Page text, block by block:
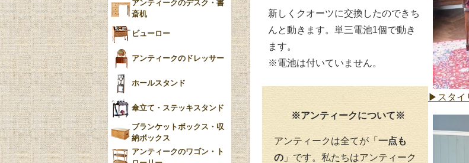
新しくクオーツに交換したのできち
んと動きます。単三電池1個で動き
ます。
※電池は付いていません。
※アンティークについて※
アンティークは全てが「 一点も
の 」です。私たちはアンティーク
▶スタイ
アンティークのデスク・書
斎机
ビューロー
アンティークのドレッサー
ホールスタンド
傘立て・ステッキスタンド
ブランケットボックス・収
納ボックス
アンティークのワゴン・ト